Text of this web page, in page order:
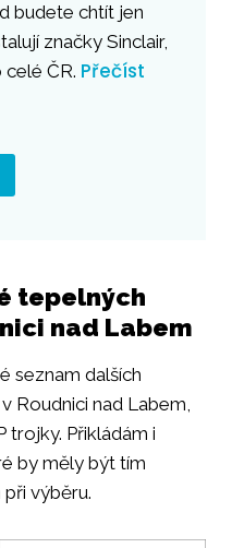
budete chtít jen
značky Sinclair,
ČR. Přečíst
tepelných
nad Labem
seznam dalších
Roudnici nad Labem,
trojky. Přikládám i
by měly být tím
výběru.